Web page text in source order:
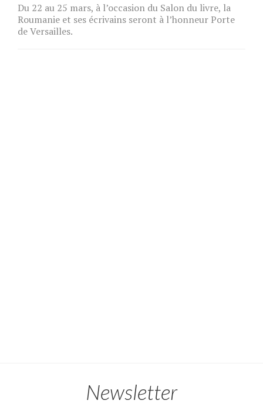
Du 22 au 25 mars, à l’occasion du Salon du livre, la
Roumanie et ses écrivains seront à l’honneur Porte
de Versailles.
Newsletter